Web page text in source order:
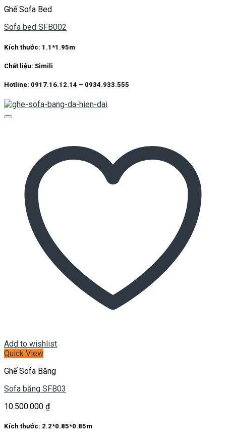
Ghế Sofa Bed
Sofa bed SFB002
Kích thước: 1.1*1.95m
Chất liệu: Simili
Hotline: 0917.16.12.14 – 0934.933.555
Add to wishlist
Quick View
Ghế Sofa Băng
Sofa băng SFB03
10.500.000 ₫
Kích thước: 2.2*0.85*0.85m